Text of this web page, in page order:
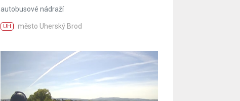
autobusové nádraží
UH město Uherský Brod